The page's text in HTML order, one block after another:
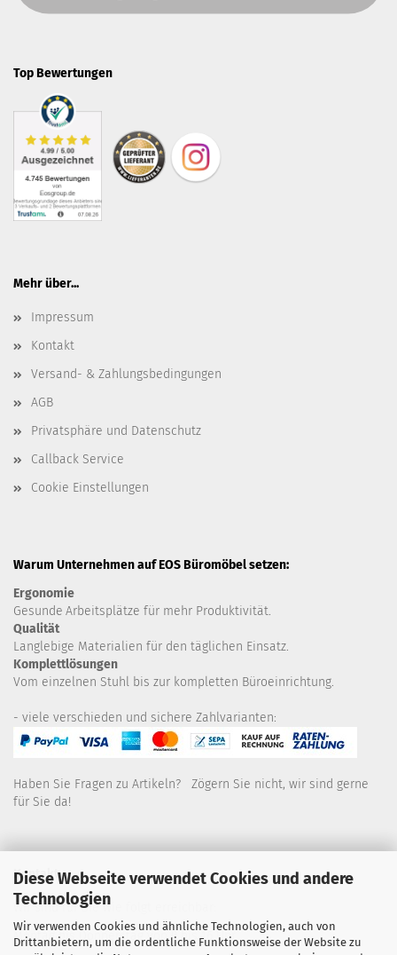
Diese Webseite verwendet Cookies und andere
Technologien
Wir verwenden Cookies und ähnliche Technologien, auch von
Drittanbietern, um die ordentliche Funktionsweise der Website zu
Top Bewertungen
Mehr über...
Impressum
Kontakt
Versand- & Zahlungsbedingungen
AGB
Privatsphäre und Datenschutz
Callback Service
Cookie Einstellungen
Warum Unternehmen auf EOS Büromöbel setzen:
Ergonomie
Gesunde Arbeitsplätze für mehr Produktivität.
Qualität
Langlebige Materialien für den täglichen Einsatz.
Komplettlösungen
Vom einzelnen Stuhl bis zur kompletten Büroeinrichtung.
- viele verschieden und sichere Zahlvarianten:
Haben Sie Fragen zu Artikeln? Zögern Sie nicht, wir sind gerne
für Sie da!
Kontakt
Wir sind für Sie wie folgt erreichbar:
Montag bis Donnerstag von 9 bis 16 Uhr